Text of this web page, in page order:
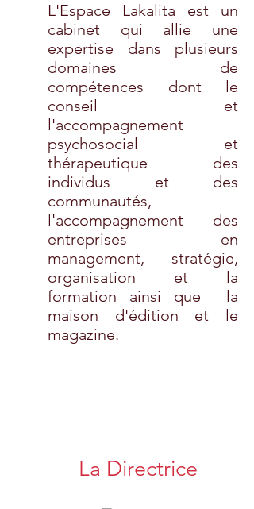
L'Espace Lakalita est un
cabinet qui allie une
expertise dans plusieurs
domaines de
compétences dont le
conseil et
l'accompagnement
psychosocial et
thérapeutique des
individus et des
communautés,
l'accompagnement des
entreprises en
management, stratégie,
organisation et la
formation ainsi que la
maison d'édition et le
magazine.
La Directrice